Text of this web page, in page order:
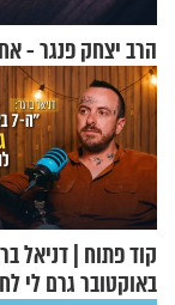
הרב יצחק פנגר -
באוקטובר גרם לי